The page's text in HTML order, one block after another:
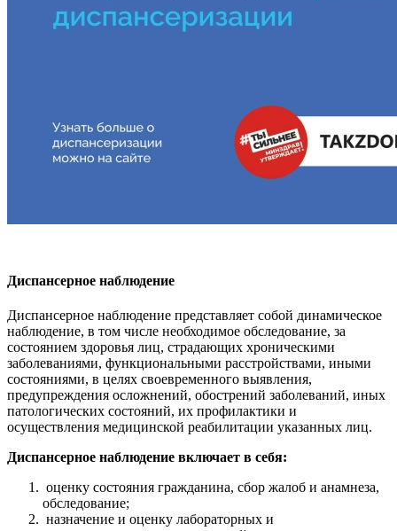
Диспансерное наблюдение
Диспансерное наблюдение представляет собой динамическое
наблюдение, в том числе необходимое обследование, за
состоянием здоровья лиц, страдающих хроническими
заболеваниями, функциональными расстройствами, иными
состояниями, в целях своевременного выявления,
предупреждения осложнений, обострений заболеваний, иных
патологических состояний, их профилактики и
осуществления медицинской реабилитации указанных лиц.
Диспансерное наблюдение включает в себя:
оценку состояния гражданина, сбор жалоб и анамнеза,
обследование;
назначение и оценку лабораторных и